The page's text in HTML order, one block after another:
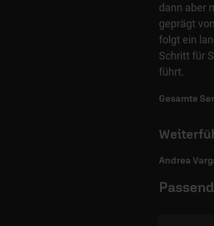
dann aber
geprägt
folgt ein
Schritt für
führt.
Gesamte
Andrea